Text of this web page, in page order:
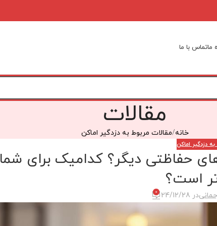
ماتماس با ما
مقالات
خانه مقالات مربوط به دزدگیر اماکن
دزدگیر اماکن
حفاظتی دیگر؟ کدامیک برای شما
است؟
در 24/12/28 0